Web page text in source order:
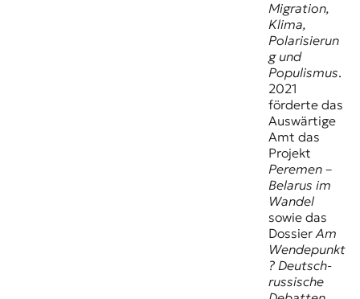
Migration,
Klima,
Polarisierun
g und
Populismus.
2021
förderte das
Auswärtige
Amt das
Projekt
Peremen –
Belarus im
Wandel
sowie das
DossierAm
Wendepunkt
? Deutsch-
russische